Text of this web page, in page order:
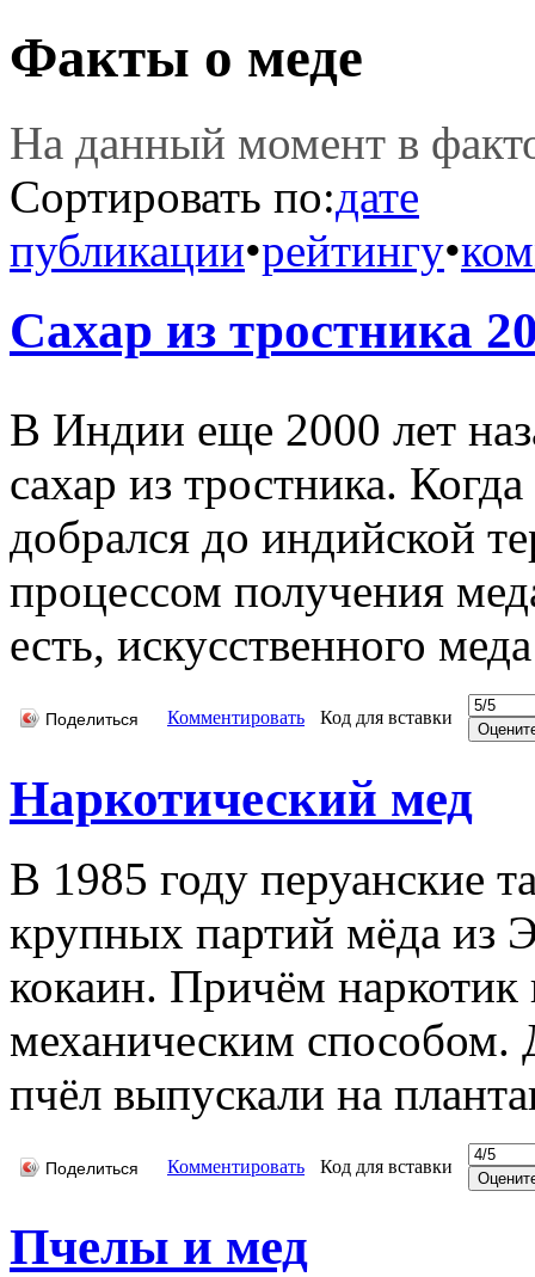
Факты о меде
На данный момент в
Сортировать по:дате
публикации•рейтингу•
Сахар из тростника
В Индии еще 2000 лет
сахар из тростника.
добрался до индийской
процессом получения
есть, искусственного
Поделиться Комментировать Код для вставки
Наркотический мед
В 1985 году перуанские
крупных партий мёда из
кокаин. Причём
механическим способом.
пчёл выпускали на
Поделиться Комментировать Код для вставки
Пчелы и мед